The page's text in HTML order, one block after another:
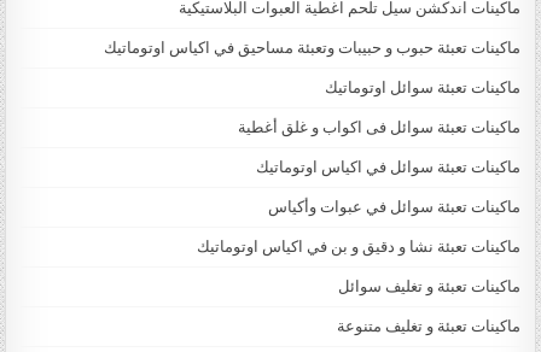
ماكينات اندكشن سيل تلحم اغطية العبوات البلاستيكية
ماكينات تعبئة حبوب و حبيبات وتعبئة مساحيق في اكياس اوتوماتيك
ماكينات تعبئة سوائل اوتوماتيك
ماكينات تعبئة سوائل فى اكواب و غلق أغطية
ماكينات تعبئة سوائل في اكياس اوتوماتيك
ماكينات تعبئة سوائل في عبوات وأكياس
ماكينات تعبئة نشا و دقيق و بن في اكياس اوتوماتيك
ماكينات تعبئة و تغليف سوائل
ماكينات تعبئة و تغليف متنوعة